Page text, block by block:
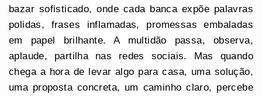
bazar sofisticado, onde cada banca expõe palavras
polidas, frases inflamadas, promessas embaladas
em papel brilhante. A multidão passa, observa,
aplaude, partilha nas redes sociais. Mas quando
chega a hora de levar algo para casa, uma solução,
uma proposta concreta, um caminho claro, percebe